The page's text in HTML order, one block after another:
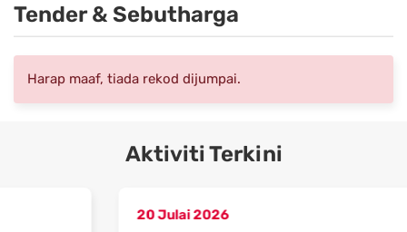
Tender & Sebutharga
Harap maaf, tiada rekod dijumpai.
Aktiviti Terkini